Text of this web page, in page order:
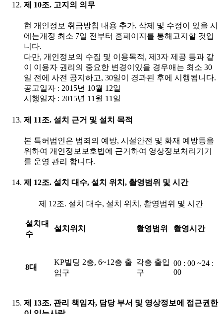
제 10조. 고지의 의무
현 개인정보 취금방침 내용 추가, 삭제 및 수정이 있을 시
에는개정 최소 7일 전부터 홈페이지를 통해고지할 것입
니다.
다만, 개인정보의 수집 및 이용목적, 제3자 제공 등과 같
이 이용자 권리의 중요한 변경이있을 경우애는 최소 30
일 전에 사전 공지하고, 30일이 경과된 후에 시행됩니다.
공고일자 : 2015년 10월 12일
시행일자 : 2015년 11월 11일
제 11조. 설치 근거 및 설치 목적
본 특허법인은 범죄의 예방, 시설안전 및 화재 예방등을
위하여 개인정보보호법에 근거하여 영상정보처리기기
를 운영 관리 합니다.
제 12조. 설치 대수, 설치 위치, 촬영범위 및 시간
제 12조. 설치 대수, 설치 위치, 촬영범위 및 시간
설치대
수
설치위치 촬영범위 촬영시간
8대
KP빌딩 2층, 6~12층 출
입구
각층 출입
구
00 : 00 ~24 :
00
제 13조. 관리 책임자, 담당 부서 및 영상정보에 접근권한